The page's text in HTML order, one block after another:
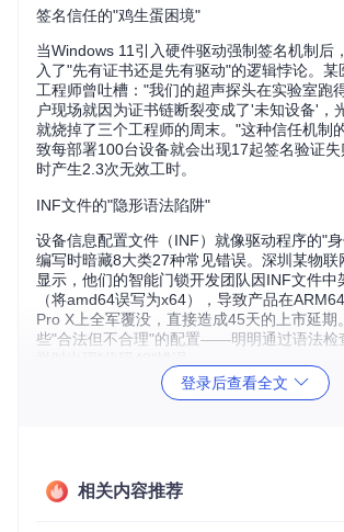
签名信任的"鸡生蛋困境"
当Windows 11引入硬件驱动强制签名机制后
入了"先有证书还是先有驱动"的逻辑悖论。某
工程师曾吐槽："我们的超声探头在实验室跑
户现场就因为证书链断裂变成了'未知设备'，
就烧掉了三个工程师的周末。"这种信任机制
致每部署100台设备就会出现17起签名验证
时产生2.3次无效工时。
INF文件的"隐形语法陷阱"
设备信息配置文件（INF）就像驱动程序的"
编写时暗藏8大类27种常见错误。深圳某物联
显示，他们的智能门锁开发团队因INF文件中
（将amd64误写为x64），导致产品在
Pro X上全军覆没，直接造成45天的上市延期
些"合法但不合理"的配置——明明通过语法检
静默安装的"权限迷宫"
测设备时，累计产生1560次交互操作，相当
登录后查看全文
相关内容推荐